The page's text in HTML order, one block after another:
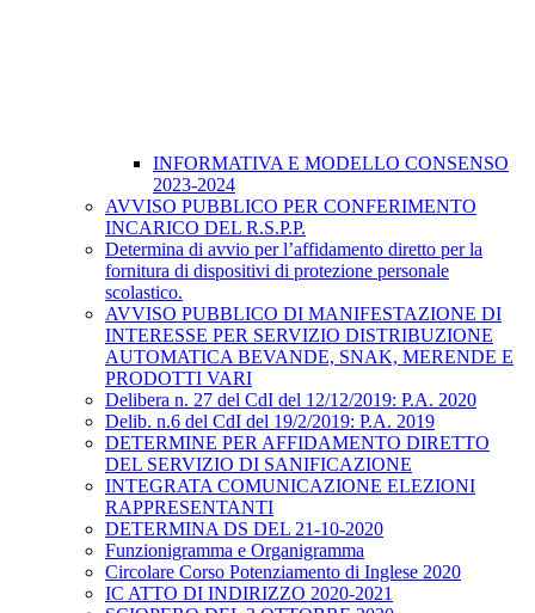
INFORMATIVA E MODELLO CONSENSO
2023-2024
AVVISO PUBBLICO PER CONFERIMENTO
INCARICO DEL R.S.P.P.
Determina di avvio per l’affidamento diretto per la
fornitura di dispositivi di protezione personale
scolastico.
AVVISO PUBBLICO DI MANIFESTAZIONE DI
INTERESSE PER SERVIZIO DISTRIBUZIONE
AUTOMATICA BEVANDE, SNAK, MERENDE E
PRODOTTI VARI
Delibera n. 27 del CdI del 12/12/2019: P.A. 2020
Delib. n.6 del CdI del 19/2/2019: P.A. 2019
DETERMINE PER AFFIDAMENTO DIRETTO
DEL SERVIZIO DI SANIFICAZIONE
INTEGRATA COMUNICAZIONE ELEZIONI
RAPPRESENTANTI
DETERMINA DS DEL 21-10-2020
Funzionigramma e Organigramma
Circolare Corso Potenziamento di Inglese 2020
IC ATTO DI INDIRIZZO 2020-2021